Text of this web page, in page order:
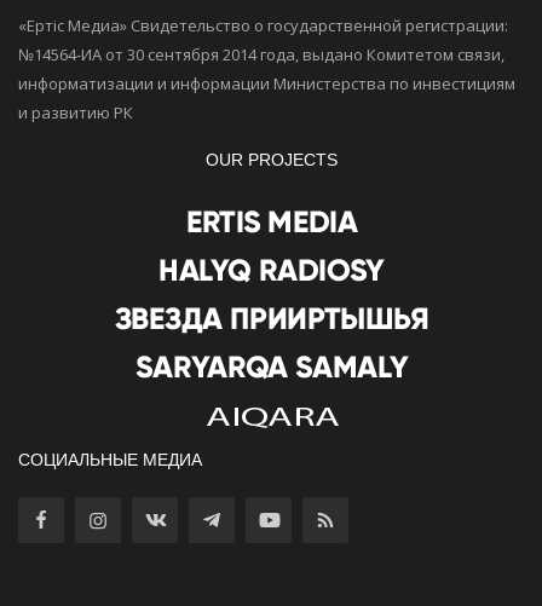
«Ертiс Медиа» Свидетельство о государственной регистрации:
№14564-ИА от 30 сентября 2014 года, выдано Комитетом связи,
информатизации и информации Министерства по инвестициям
и развитию РК
OUR PROJECTS
СОЦИАЛЬНЫЕ МЕДИА